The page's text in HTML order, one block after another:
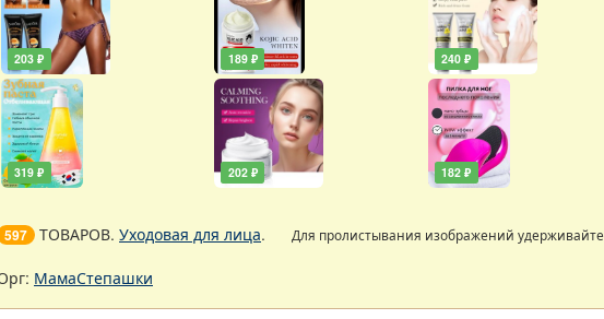
203 ₽
319 ₽
189 ₽
202 ₽
240 ₽
182 ₽
597 ТОВАРОВ. Уходовая для лица. Для пролистывания изображений удерживайте
МамаСтепашки